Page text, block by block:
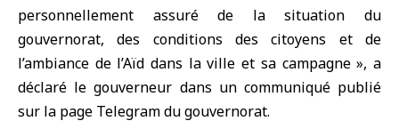
personnellement assuré de la situation du
gouvernorat, des conditions des citoyens et de
l’ambiance de l’Aïd dans la ville et sa campagne », a
déclaré le gouverneur dans un communiqué publié
sur la page Telegram du gouvernorat.